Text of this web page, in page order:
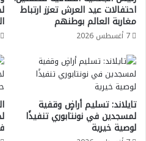
احتفالات عيد العرش تعزز ارتباط
مغاربة العالم بوطنهم
7 أغسطس 2026
تايلاند: تسليم أراضٍ وقفية
لمسجدين في نونتابوري تنفيذًا
لوصية خيرية